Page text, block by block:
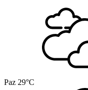
Paz 29°C